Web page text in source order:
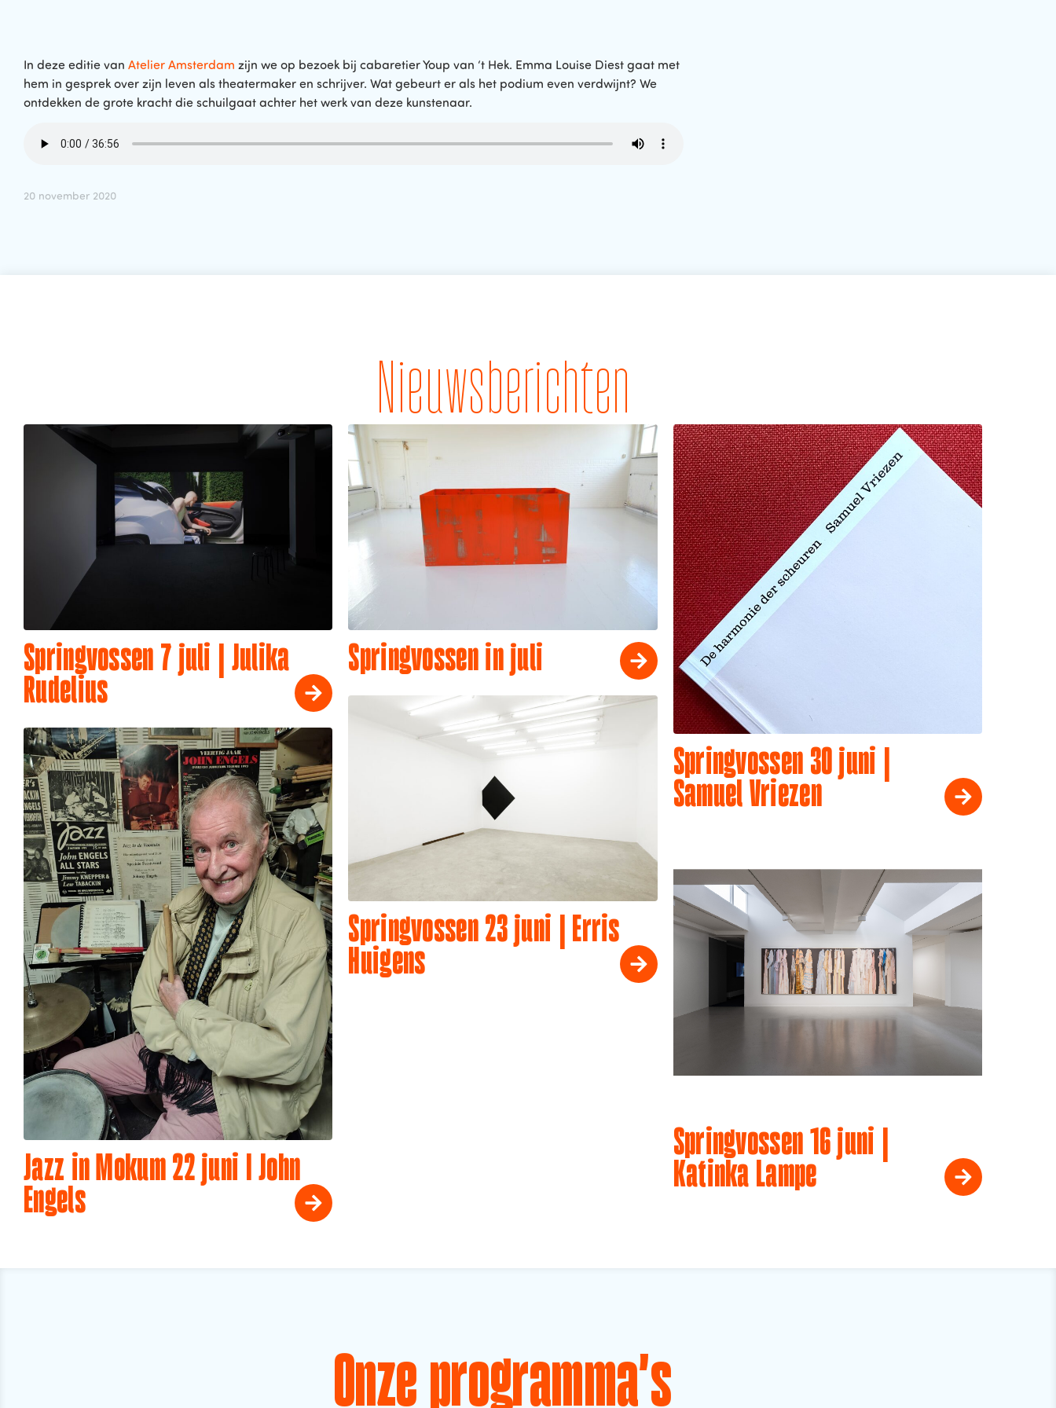
In deze editie van Atelier Amsterdam zijn we op bezoek bij cabaretier Youp van ‘t Hek. Emma Louise Diest gaat met
hem in gesprek over zijn leven als theatermaker en schrijver. Wat gebeurt er als het podium even verdwijnt? We
ontdekken de grote kracht die schuilgaat achter het werk van deze kunstenaar.
20 november 2020
Nieuwsberichten
Springvossen 7 juli | Julika
Rudelius
Springvossen in juli
Springvossen 30 juni |
Samuel Vriezen
Springvossen 23 juni | Erris
Huigens
Jazz in Mokum 22 juni I John
Engels
Springvossen 16 juni |
Katinka Lampe
Onze programma's